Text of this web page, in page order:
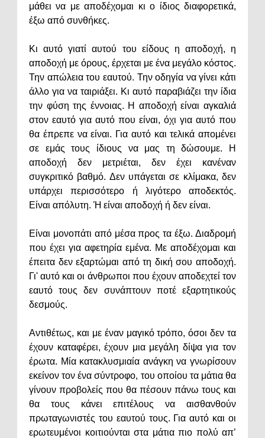
μάθει να με αποδέχομαι κι ο ίδιος διαφορετικά,
έξω από συνθήκες.
Κι αυτό γιατί αυτού του είδους η αποδοχή, η
αποδοχή με όρους, έρχεται με ένα μεγάλο κόστος.
Την απώλεια του εαυτού. Την οδηγία να γίνει κάτι
άλλο για να ταιριάξει. Κι αυτό παραβιάζει την ίδια
την φύση της έννοιας. Η αποδοχή είναι αγκαλιά
στον εαυτό για αυτό που είναι, όχι για αυτό που
θα έπρεπε να είναι. Για αυτό και τελικά απομένει
σε εμάς τους ίδιους να μας τη δώσουμε. Η
αποδοχή δεν μετριέται, δεν έχει κανέναν
συγκριτικό βαθμό. Δεν υπάγεται σε κλίμακα, δεν
υπάρχει περισσότερο ή λιγότερο αποδεκτός.
Είναι απόλυτη. Ή είναι αποδοχή ή δεν είναι.
Είναι μονοπάτι από μέσα προς τα έξω. Διαδρομή
που έχει για αφετηρία εμένα. Με αποδέχομαι και
έπειτα δεν εξαρτώμαι από τη δική σου αποδοχή.
Γι' αυτό και οι άνθρωποι που έχουν αποδεχτεί τον
εαυτό τους δεν συνάπτουν ποτέ εξαρτητικούς
δεσμούς.
Αντιθέτως, και με έναν μαγικό τρόπο, όσοι δεν τα
έχουν καταφέρει, έχουν μια μεγάλη δίψα για τον
έρωτα. Μία κατακλυσμιαία ανάγκη να γνωρίσουν
εκείνον τον ένα σύντροφο, του οποίου τα μάτια θα
γίνουν προβολείς που θα πέσουν πάνω τους και
θα τους κάνει επιτέλους να αισθανθούν
πρωταγωνιστές του εαυτού τους. Για αυτό και οι
ερωτευμένοι κοιτιούνται στα μάτια πιο πολύ απ’